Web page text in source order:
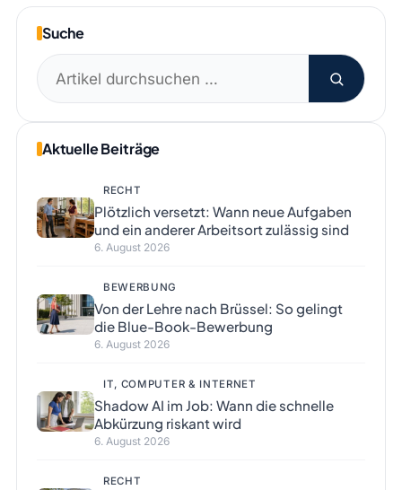
Suche
Suchen
nach:
Aktuelle Beiträge
RECHT
Plötzlich versetzt: Wann neue Aufgaben
und ein anderer Arbeitsort zulässig sind
6. August 2026
BEWERBUNG
Von der Lehre nach Brüssel: So gelingt
die Blue-Book-Bewerbung
6. August 2026
IT, COMPUTER & INTERNET
Shadow AI im Job: Wann die schnelle
Abkürzung riskant wird
6. August 2026
RECHT